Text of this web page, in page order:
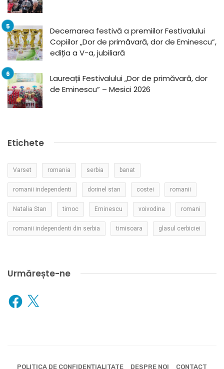
Decernarea festivă a premiilor Festivalului
Copiilor „Dor de primăvară, dor de Eminescu”,
ediția a V-a, jubiliară
Laureații Festivalului „Dor de primăvară, dor
de Eminescu” – Mesici 2026
Etichete
Varset romania serbia banat
romanii independenti dorinel stan costei romanii
Natalia Stan timoc Eminescu voivodina romani
romanii independenti din serbia timisoara glasul cerbiciei
Urmărește-ne
Facebook
X
POLITICA DE CONFIDENȚIALITATE DESPRE NOI CONTACT